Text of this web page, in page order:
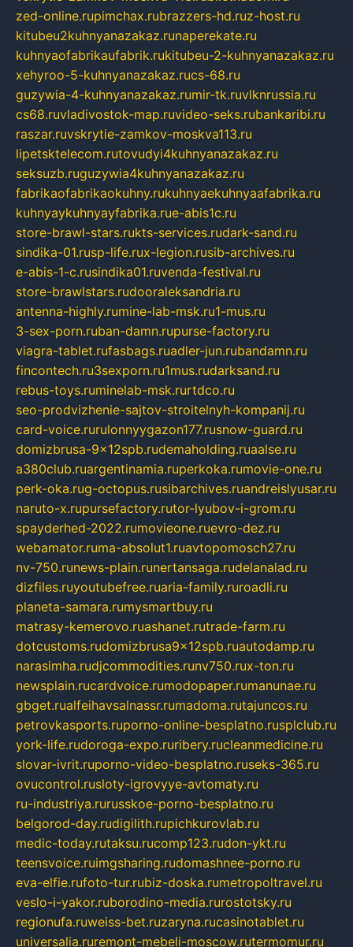
zed-online.rupimchax.rubrazzers-hd.ruz-host.ru
kitubeu2kuhnyanazakaz.runaperekate.ru
kuhnyaofabrikaufabrik.rukitubeu-2-kuhnyanazakaz.ru
xehyroo-5-kuhnyanazakaz.rucs-68.ru
guzywia-4-kuhnyanazakaz.rumir-tk.ruvlknrussia.ru
cs68.ruvladivostok-map.ruvideo-seks.rubankaribi.ru
raszar.ruvskrytie-zamkov-moskva113.ru
lipetsktelecom.rutovudyi4kuhnyanazakaz.ru
seksuzb.ruguzywia4kuhnyanazakaz.ru
fabrikaofabrikaokuhny.rukuhnyaekuhnyaafabrika.ru
kuhnyaykuhnyayfabrika.rue-abis1c.ru
store-brawl-stars.rukts-services.rudark-sand.ru
sindika-01.rusp-life.rux-legion.rusib-archives.ru
e-abis-1-c.rusindika01.ruvenda-festival.ru
store-brawlstars.rudooraleksandria.ru
antenna-highly.rumine-lab-msk.ru1-mus.ru
3-sex-porn.ruban-damn.rupurse-factory.ru
viagra-tablet.rufasbags.ruadler-jun.rubandamn.ru
fincontech.ru3sexporn.ru1mus.rudarksand.ru
rebus-toys.ruminelab-msk.rurtdco.ru
seo-prodvizhenie-sajtov-stroitelnyh-kompanij.ru
card-voice.rurulonnyygazon177.rusnow-guard.ru
domizbrusa-9x12spb.rudemaholding.ruaalse.ru
a380club.ruargentinamia.ruperkoka.rumovie-one.ru
perk-oka.rug-octopus.rusibarchives.ruandreislyusar.ru
naruto-x.rupursefactory.rutor-lyubov-i-grom.ru
spayderhed-2022.rumovieone.ruevro-dez.ru
webamator.ruma-absolut1.ruavtopomosch27.ru
nv-750.runews-plain.runertansaga.rudelanalad.ru
dizfiles.ruyoutubefree.ruaria-family.ruroadli.ru
planeta-samara.rumysmartbuy.ru
matrasy-kemerovo.ruashanet.rutrade-farm.ru
dotcustoms.rudomizbrusa9x12spb.ruautodamp.ru
narasimha.rudjcommodities.runv750.rux-ton.ru
newsplain.rucardvoice.rumodopaper.rumanunae.ru
gbget.rualfeihavsalnassr.rumadoma.rutajuncos.ru
petrovkasports.ruporno-online-besplatno.rusplclub.ru
york-life.rudoroga-expo.ruribery.rucleanmedicine.ru
slovar-ivrit.ruporno-video-besplatno.ruseks-365.ru
ovucontrol.rusloty-igrovyye-avtomaty.ru
ru-industriya.rurusskoe-porno-besplatno.ru
belgorod-day.rudigilith.rupichkurovlab.ru
medic-today.rutaksu.rucomp123.rudon-ykt.ru
teensvoice.ruimgsharing.rudomashnee-porno.ru
eva-elfie.rufoto-tur.rubiz-doska.rumetropoltravel.ru
veslo-i-yakor.ruborodino-media.rurostotsky.ru
regionufa.ruweiss-bet.ruzaryna.rucasinotablet.ru
universalia.ruremont-mebeli-moscow.rutermomur.ru